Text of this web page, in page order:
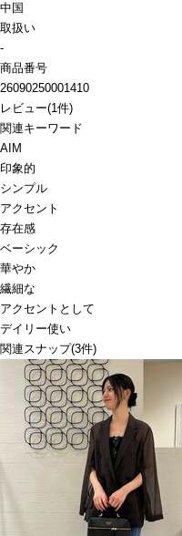
中国
取扱い
-
商品番号
26090250001410
レビュー(1件)
関連キーワード
AIM
印象的
シンプル
アクセント
存在感
ベーシック
華やか
繊細な
アクセントとして
デイリー使い
関連スナップ(3件)